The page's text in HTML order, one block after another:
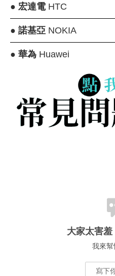
● 宏達電HTC
● 諾基亞NOKIA
● 華為Huawei
大家太害
我來
寫下